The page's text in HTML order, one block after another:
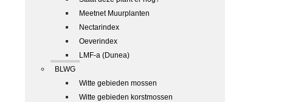
Meetnet Muurplanten
Nectarindex
Oeverindex
LMF-a (Dunea)
BLWG
Witte gebieden mossen
Witte gebieden korstmossen